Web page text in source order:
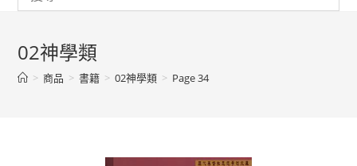
02神學類
> 商品 > 書籍 > 02神學類 > Page 34